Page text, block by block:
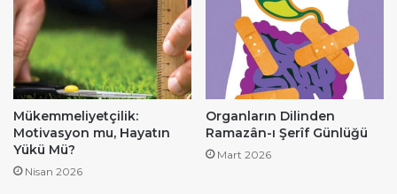
Mükemmeliyetçilik:
Motivasyon mu, Hayatın
Yükü Mü?
Nisan 2026
Organların Dilinden
Ramazân-ı Şerîf Günlüğü
Mart 2026